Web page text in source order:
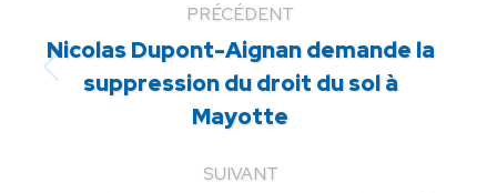
PRÉCÉDENT
Article
précédent
:
Nicolas Dupont-Aignan demande la
suppression du droit du sol à
Mayotte
SUIVANT